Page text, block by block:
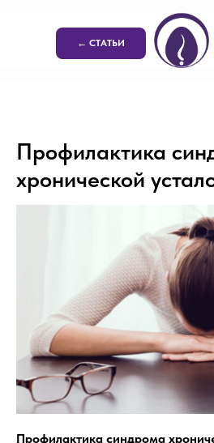
← СТАТЬИ
Профилактика
хронической
Профилактика синдрома